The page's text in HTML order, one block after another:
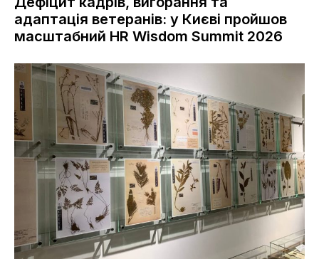
адаптація ветеранів: у Києві пройшов
масштабний HR Wisdom Summit 2026